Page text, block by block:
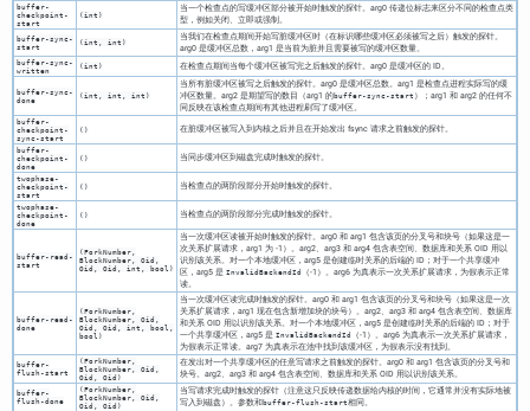
buffer-
checkpoint-
start
(int)
当一个检查点的写缓冲区部分被开始时触发的探针。arg0 传递位标志来区分不同的检查点类
型，例如关闭、立即或强制。
buffer-sync-
start
(int, int)
当我们在检查点期间开始写脏缓冲区时（在标识哪些缓冲区必须被写之后）触发的探针。
arg0 是缓冲区总数，arg1 是当前为脏并且需要被写的缓冲区数量。
buffer-sync-
written
(int) 在检查点期间当每个缓冲区被写完之后触发的探针。arg0 是缓冲区的 ID。
buffer-sync-
done
(int, int, int)
当所有脏缓冲区被写之后触发的探针。arg0 是缓冲区总数。arg1 是检查点进程实际写的缓
冲区数量。arg2 是期望写的数目（arg1 的buffer-sync-start ）；arg1 和 arg2 的任何不
同反映在该检查点期间有其他进程刷写了缓冲区。
buffer-
checkpoint-
sync-start
() 在脏缓冲区被写入到内核之后并且在开始发出 fsync 请求之前触发的探针。
buffer-
checkpoint-
done
() 当同步缓冲区到磁盘完成时触发的探针。
twophase-
checkpoint-
start
() 当检查点的两阶段部分开始时触发的探针。
twophase-
checkpoint-
done
() 当检查点的两阶段部分完成时触发的探针。
buffer-read-
start
(ForkNumber,
BlockNumber, Oid,
Oid, Oid, int, bool)
当一次缓冲区读被开始时触发的探针。arg0 和 arg1 包含该页的分叉号和块号（如果这是一
次关系扩展请求，arg1 为 -1）。arg2、arg3 和 arg4 包含表空间、数据库和关系 OID 用以
识别该关系。对一个本地缓冲区，arg5 是创建临时关系的后端的 ID；对于一个共享缓冲
区，arg5 是 InvalidBackendId
（-1）。arg6 为真表示一次关系扩展请求，为假表示正常
读。
buffer-read-
done
(ForkNumber,
BlockNumber, Oid,
Oid, Oid, int, bool,
bool)
当一次缓冲区读完成时触发的探针。arg0 和 arg1 包含该页的分叉号和块号（如果这是一次
关系扩展请求，arg1 现在包含新增加块的块号）。arg2、arg3 和 arg4 包含表空间、数据库
和关系 OID 用以识别该关系。对一个本地缓冲区，arg5 是创建临时关系的后端的 ID；对于
一个共享缓冲区，arg5 是 InvalidBackendId
（-1）。arg6 为真表示一次关系扩展请求，
为假表示正常读。arg7 为真表示在池中找到该缓冲区，为假表示没有找到。
buffer-
flush-start
(ForkNumber,
BlockNumber, Oid,
Oid, Oid)
在发出对一个共享缓冲区的任意写请求之前触发的探针。arg0 和 arg1 包含该页的分叉号和
块号。arg2、arg3 和 arg4 包含表空间、数据库和关系 OID 用以识别该关系。
buffer-
flush-done
(ForkNumber,
BlockNumber, Oid,
Oid, Oid)
当写请求完成时触发的探针（注意这只反映传递数据给内核的时间，它通常并没有实际地被
写入到磁盘）。参数和buffer-flush-start相同。